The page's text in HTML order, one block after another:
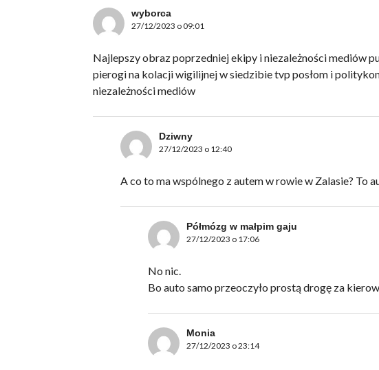
wyborca
27/12/2023 o 09:01
Najlepszy obraz poprzedniej ekipy i niezależności mediów
pierogi na kolacji wigilijnej w siedzibie tvp posłom i
niezależności mediów
Dziwny
27/12/2023 o 12:40
A co to ma wspólnego z autem w rowie w Zalasie? To
Półmózg w małpim gaju
27/12/2023 o 17:06
No nic.
Bo auto samo przeoczyło prostą drogę za
Monia
27/12/2023 o 23:14